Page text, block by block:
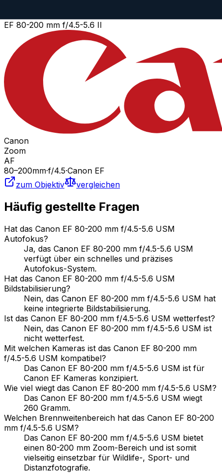
EF 80-200 mm f/4.5-5.6 II
Canon
Zoom
AF
80–200mm·f/4.5·Canon EF
zum Objektiv
vergleichen
Häufig gestellte Fragen
Hat das Canon EF 80-200 mm f/4.5-5.6 USM
Autofokus?
Ja, das Canon EF 80-200 mm f/4.5-5.6 USM
verfügt über ein schnelles und präzises
Autofokus-System.
Hat das Canon EF 80-200 mm f/4.5-5.6 USM
Bildstabilisierung?
Nein, das Canon EF 80-200 mm f/4.5-5.6 USM hat
keine integrierte Bildstabilisierung.
Ist das Canon EF 80-200 mm f/4.5-5.6 USM wetterfest?
Nein, das Canon EF 80-200 mm f/4.5-5.6 USM ist
nicht wetterfest.
Mit welchen Kameras ist das Canon EF 80-200 mm
f/4.5-5.6 USM kompatibel?
Das Canon EF 80-200 mm f/4.5-5.6 USM ist für
Canon EF Kameras konzipiert.
Wie viel wiegt das Canon EF 80-200 mm f/4.5-5.6 USM?
Das Canon EF 80-200 mm f/4.5-5.6 USM wiegt
260 Gramm.
Welchen Brennweitenbereich hat das Canon EF 80-200
mm f/4.5-5.6 USM?
Das Canon EF 80-200 mm f/4.5-5.6 USM bietet
einen 80-200 mm Zoom-Bereich und ist somit
vielseitig einsetzbar für Wildlife-, Sport- und
Distanzfotografie.